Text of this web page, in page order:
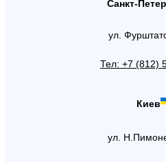
Санкт-
ул.
Тел: +7 (812)
Киев
ул.